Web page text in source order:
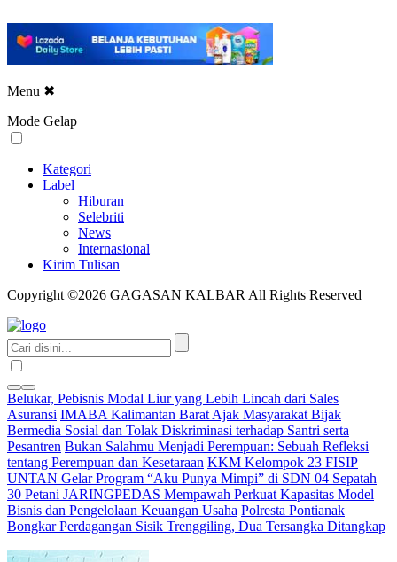
Menu ✖
Mode Gelap
Kategori
Label
Hiburan
Selebriti
News
Internasional
Kirim Tulisan
Copyright ©2026 GAGASAN KALBAR All Rights Reserved
Belukar, Pebisnis Modal Liur yang Lebih Lincah dari Sales
Asuransi IMABA Kalimantan Barat Ajak Masyarakat Bijak
Bermedia Sosial dan Tolak Diskriminasi terhadap Santri serta
Pesantren Bukan Salahmu Menjadi Perempuan: Sebuah Refleksi
tentang Perempuan dan Kesetaraan KKM Kelompok 23 FISIP
UNTAN Gelar Program “Aku Punya Mimpi” di SDN 04 Sepatah
30 Petani JARINGPEDAS Mempawah Perkuat Kapasitas Model
Bisnis dan Pengelolaan Keuangan Usaha Polresta Pontianak
Bongkar Perdagangan Sisik Trenggiling, Dua Tersangka Ditangkap